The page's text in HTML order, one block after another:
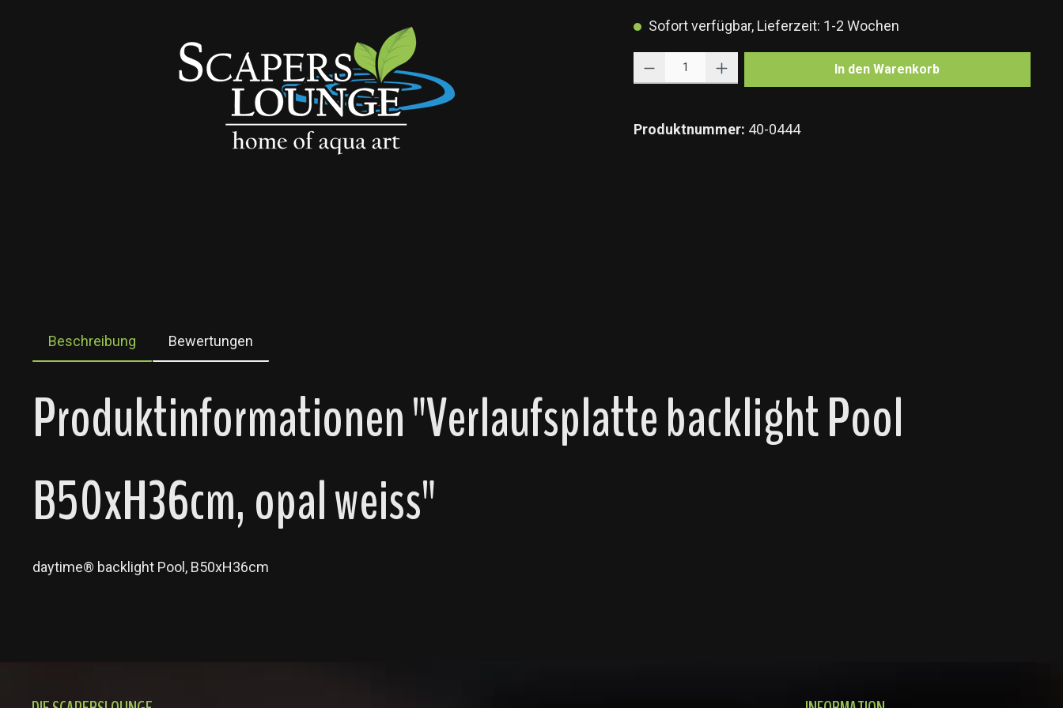
Sofort verfügbar, Lieferzeit: 1-2 Wochen
In den Warenkorb
Produktnummer: 40-0444
Beschreibung Bewertungen
Produktinformationen "Verlaufsplatte backlight Pool
B50xH36cm, opal weiss"
daytime® backlight Pool, B50xH36cm